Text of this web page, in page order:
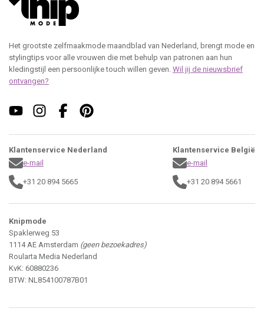
Het grootste zelfmaakmode maandblad van Nederland, brengt mode en
stylingtips voor alle vrouwen die met behulp van patronen aan hun
kledingstijl een persoonlijke touch willen geven. Wil jij de nieuwsbrief
ontvangen?
Klantenservice Nederland
e-mail
+31 20 894 5665
Klantenservice België
e-mail
+31 20 894 5661
Knipmode
Spaklerweg 53
1114 AE Amsterdam (geen bezoekadres)
Roularta Media Nederland
KvK: 60880236
BTW: NL854100787B01